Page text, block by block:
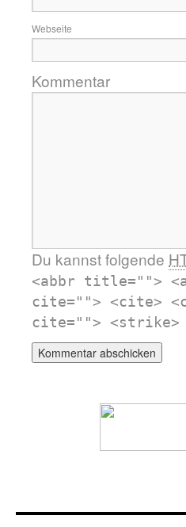
Webseite
Kommentar
Du kannst folgende
<abbr title="">
cite=""> <cite>
cite=""> <strike>